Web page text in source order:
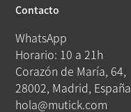
Contacto
WhatsApp
Horario: 10 a 21h
Corazón de María, 64,
28002, Madrid, España
hola@mutick.com